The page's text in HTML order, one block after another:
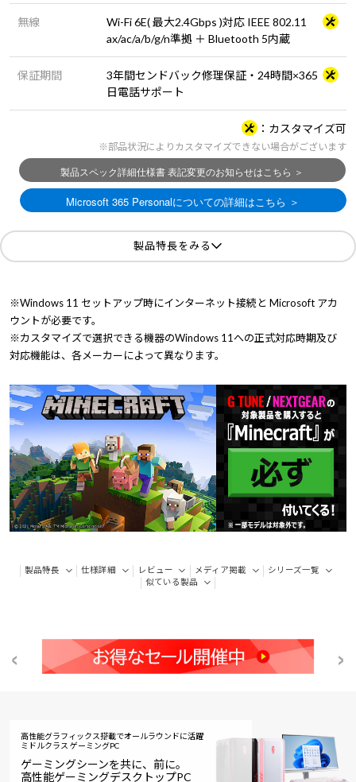
無線
Wi-Fi 6E( 最大2.4Gbps )対応 IEEE 802.11
ax/ac/a/b/g/n準拠 ＋ Bluetooth 5内蔵
保証期間
3年間センドバック修理保証・24時間×365
日電話サポート
カスタマイズ可
※部品状況によりカスタマイズできない場合がございます
製品特長をみる
※Windows 11 セットアップ時にインターネット接続と Microsoft アカ
ウントが必要です。
※カスタマイズで選択できる機器のWindows 11への正式対応時期及び
対応機能は、各メーカーによって異なります。
製品特長 仕様詳細 レビュー メディア掲載
シリーズ一覧
似ている製品
高性能グラフィックス搭載でオールラウンドに活躍
ミドルクラス ゲーミングPC
ゲーミングシーンを共に、前に。
高性能ゲーミングデスクトップPC